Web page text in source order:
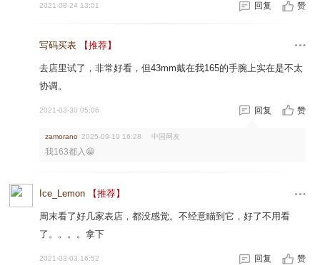
2021-08-24 13:01 回复 赞
写码买表 【推荐】
去店里试了，非常好看，但43mm戴在我165的手腕上实在是不太
协调。
2021-03-30 05:06 回复 赞
zamorano 2025-09-19 16:28 中国网友
我163都入😁
Ice_Lemon 【推荐】
周末看了好几家表店，都没感觉。不经意瞄到它，好了不用看
了。。。。拿下
2021-03-03 16:52 回复 赞